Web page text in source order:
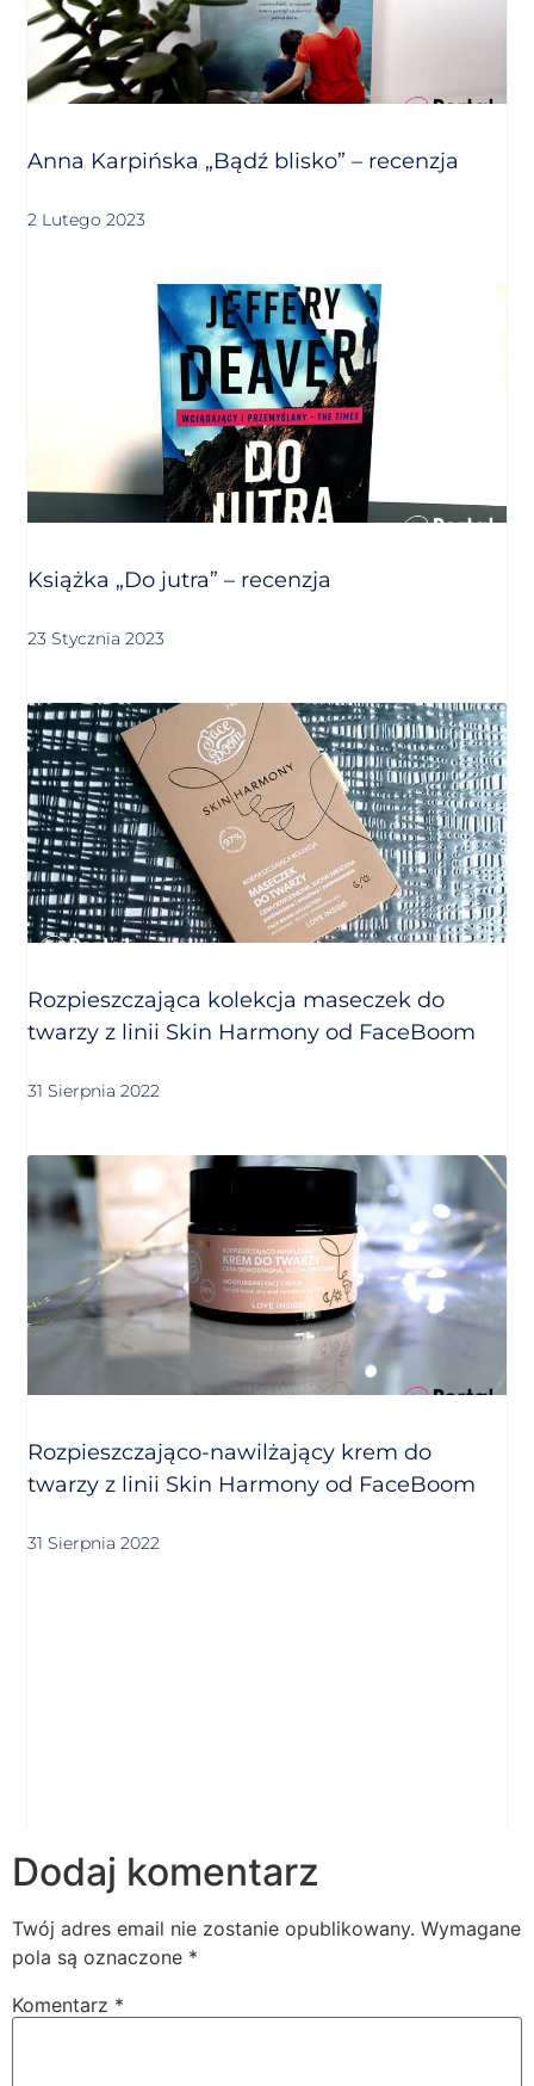
Anna Karpińska „Bądź blisko” – recenzja
2 Lutego 2023
Książka „Do jutra” – recenzja
23 Stycznia 2023
Rozpieszczająca kolekcja maseczek do
twarzy z linii Skin Harmony od FaceBoom
31 Sierpnia 2022
Rozpieszczająco-nawilżający krem do
twarzy z linii Skin Harmony od FaceBoom
31 Sierpnia 2022
Dodaj komentarz
Twój adres email nie zostanie opublikowany. Wymagane
pola są oznaczone *
Komentarz *